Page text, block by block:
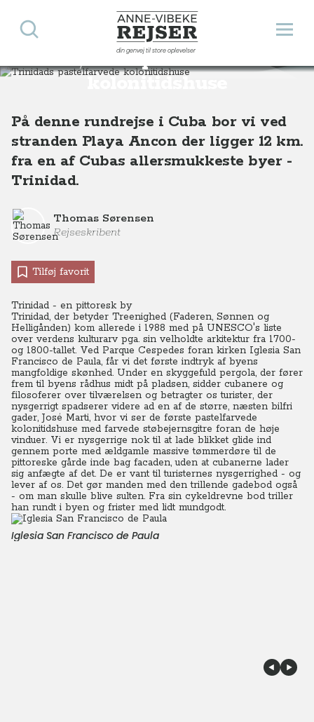
Anne-Vibeke Rejser
din genvej til store oplevelser
Åbn
Søg
Trinidads pastelfarvede
kolonitidshuse
Destinationer Sydamerika Cuba Trinidads pastelfarvede kolonitidshuse, Cuba
På denne rundrejse i Cuba bor vi ved
stranden Playa Ancon der ligger 12 km.
fra en af Cubas allersmukkeste byer -
Trinidad.
Thomas Sørensen
Rejseskribent
Tilføj favorit
Trinidad - en pittoresk by
Trinidad, der betyder Treenighed (Faderen, Sønnen og
Helligånden) kom allerede i 1988 med på UNESCO's liste
over verdens kulturarv pga. sin velholdte arkitektur fra 1700-
og 1800-tallet. Ved Parque Cespedes foran kirken Iglesia San
Francisco de Paula, får vi det første indtryk af byens
mangfoldige skønhed. Under en skyggefuld pergola, der fører
frem til byens rådhus midt på pladsen, sidder cubanere og
filosoferer over tilværelsen og betragter os turister, der
nysgerrigt spadserer videre ad en af de større, næsten bilfri
gader, José Marti, hvor vi ser de første pastelfarvede
kolonitidshuse med farvede støbejernsgitre foran de høje
vinduer. Vi er nysgerrige nok til at lade blikket glide ind
gennem porte med ældgamle massive tømmerdøre til de
pittoreske gårde inde bag facaden, uden at cubanerne lader
sig anfægte af det. De er vant til turisternes nysgerrighed - og
lever af os. Det gør manden med den trillende gadebod også
- om man skulle blive sulten. Fra sin cykeldrevne bod triller
han rundt i byen og frister med lidt mundgodt.
Iglesia San Francisco de Paula